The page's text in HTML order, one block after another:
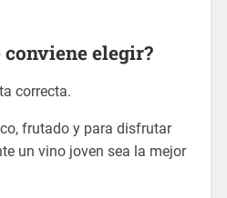
elegir?
correcta.
frutado y para disfrutar
un vino joven sea la mejor